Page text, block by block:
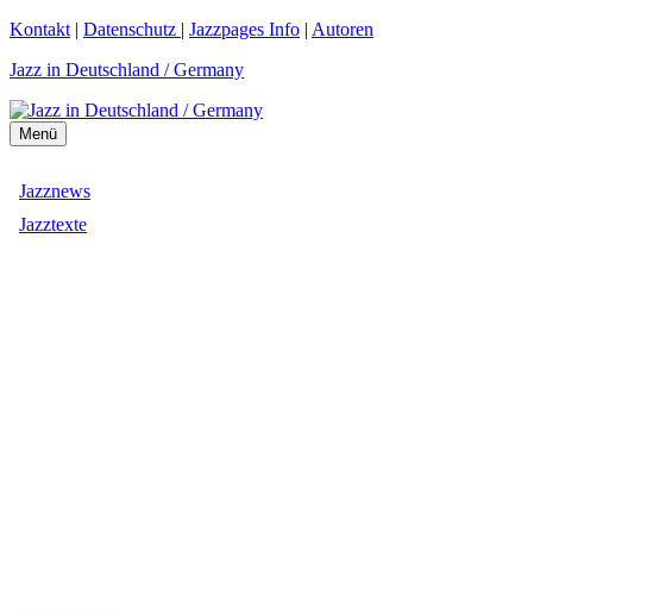
Zum
springen
Kontakt | Datenschutz | Jazzpages Info | Autoren
Jazz in Deutschland / Germany
Menü
Jazznews
Jazztexte